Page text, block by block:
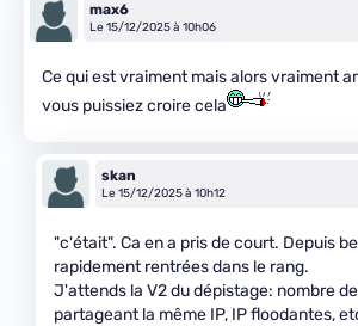
max6
Le 15/12/2025 à 10h06
Ce qui est vraiment mais alors vraiment
vous puissiez croire cela
skan
Le 15/12/2025 à 10h12
"c'était". Ca en a pris de court. Depuis
rapidement rentrées dans le rang.
J'attends la V2 du dépistage: nombre
partageant la même IP, IP floodantes,